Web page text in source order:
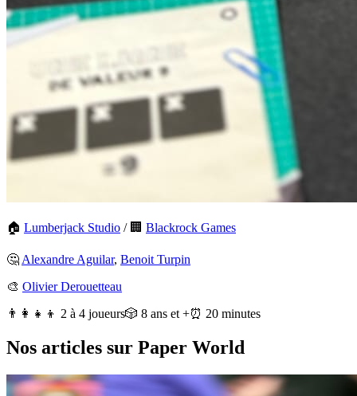
🏠 Lumberjack Studio / 🏢 Blackrock Games
🤔 Alexandre Aguilar, Benoit Turpin
🎨 Olivier Derouetteau
👨‍👩‍👧‍👦 2 à 4 joueurs🎲 8 ans et +⏰ 20 minutes
Nos articles sur Paper World